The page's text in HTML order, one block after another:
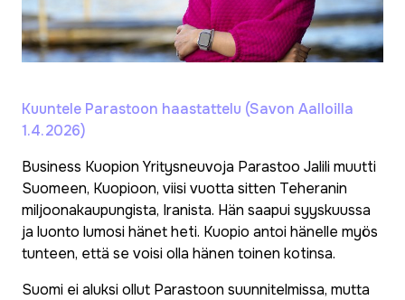
Kuuntele Parastoon haastattelu (Savon Aalloilla
1.4.2026)
Business Kuopion Yritysneuvoja Parastoo Jalili muutti
Suomeen, Kuopioon, viisi vuotta sitten Teheranin
miljoonakaupungista, Iranista. Hän saapui syyskuussa
ja luonto lumosi hänet heti. Kuopio antoi hänelle myös
tunteen, että se voisi olla hänen toinen kotinsa.
Suomi ei aluksi ollut Parastoon suunnitelmissa, mutta